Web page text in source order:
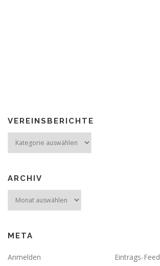
VEREINSBERICHTE
ARCHIV
META
Anmelden
Eintrags-Feed